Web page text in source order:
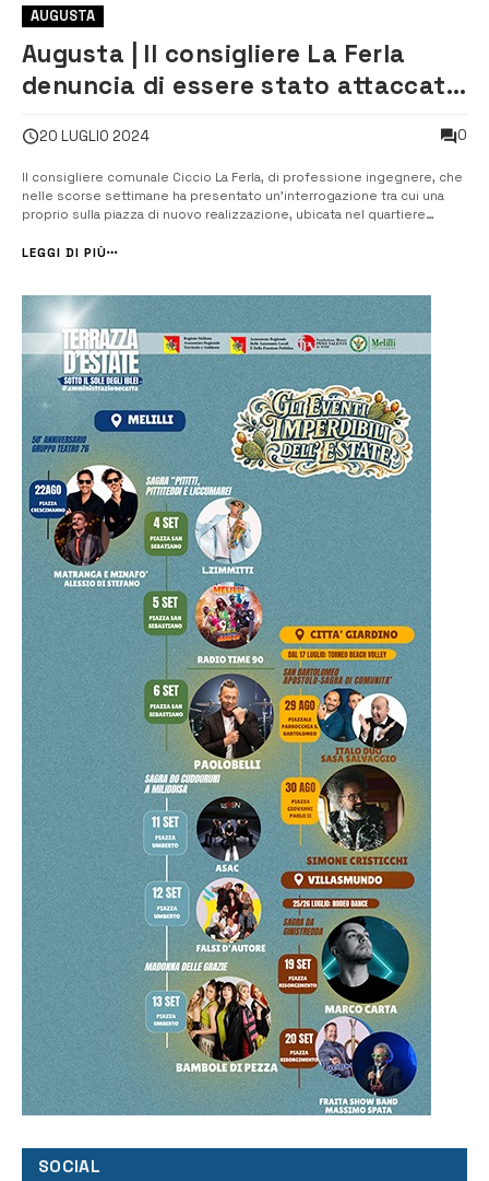
AUGUSTA
Augusta | Il consigliere La Ferla
denuncia di essere stato attaccato
20 LUGLIO 2024 0
Il consigliere comunale Ciccio La Ferla, di professione ingegnere, che
nelle scorse settimane ha presentato un’interrogazione tra cui una
proprio sulla piazza di nuovo realizzazione, ubicata nel quartiere
Giordani, lamenta di aver ricevuto considerazioni sulla sua
LEGGI DI PIÙ
SOCIAL